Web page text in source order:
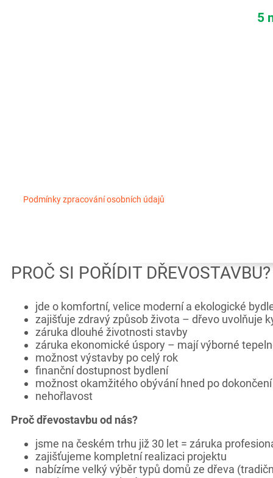
5
Podmínky zpracování osobních údajů
PROČ SI POŘÍDIT DŘEVOSTAVBU?
jde o komfortní, velice moderní a ekologické
zajišťuje zdravý způsob života – dřevo uvolňuje
záruka dlouhé životnosti stavby
záruka ekonomické úspory – mají výborné
možnost výstavby po celý rok
finanční dostupnost bydlení
možnost okamžitého obývání hned po
nehořlavost
Proč dřevostavbu od nás?
jsme na českém trhu již 30 let = záruka
zajišťujeme kompletní realizaci projektu
nabízíme velký výběr typů domů ze dřeva